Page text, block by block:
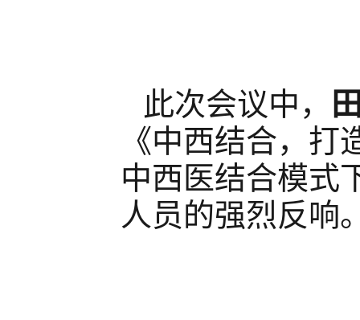
此次会议中，
《中西结合，
中西医结合模式
人员的强烈反响